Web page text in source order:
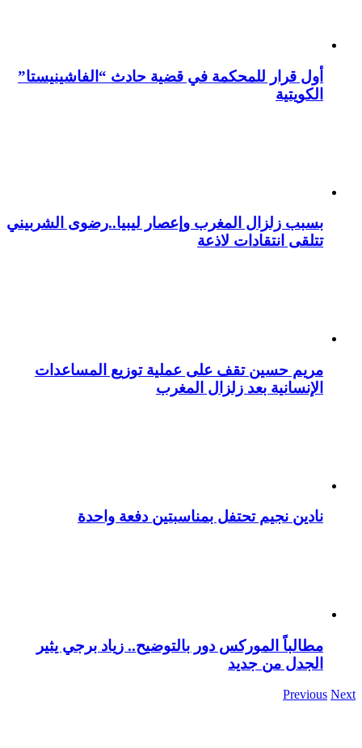
أول قرار للمحكمة في قضية حادث “الفاشينيستا”
الكويتية
بسبب زلزال المغرب وإعصار ليبيا..رضوى الشربيني
تتلقى انتقادات لاذعة
مريم حسين تقف على عملية توزيع المساعدات
الإنسانية بعد زلزال المغرب
نادين نجيم تحتفل بمناسبتين دفعة واحدة
مطالباً الموركس دور بالتوضيح.. زياد برجي يثير
الجدل من جديد
Previous Next